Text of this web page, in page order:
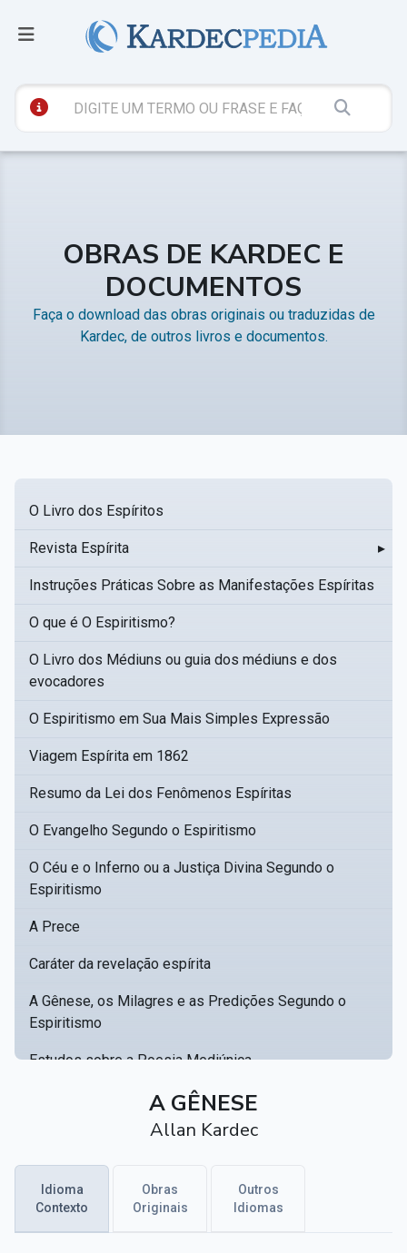
OBRAS DE KARDEC E
DOCUMENTOS
Faça o download das obras originais ou traduzidas de
Kardec, de outros livros e documentos.
O Livro dos Espíritos
Revista Espírita ▸
Instruções Práticas Sobre as Manifestações Espíritas
O que é O Espiritismo?
O Livro dos Médiuns ou guia dos médiuns e dos
evocadores
O Espiritismo em Sua Mais Simples Expressão
Viagem Espírita em 1862
Resumo da Lei dos Fenômenos Espíritas
O Evangelho Segundo o Espiritismo
O Céu e o Inferno ou a Justiça Divina Segundo o
Espiritismo
A Prece
Caráter da revelação espírita
A Gênese, os Milagres e as Predições Segundo o
Espiritismo
Estudos sobre a Poesia Mediúnica
Catálogo racional de obras para se fundar uma
Hippolyte Léon Denizard Rivail
Textos citados em O Livro dos Médiuns
A GÊNESE
Allan Kardec
Idioma
Contexto
Obras
Originais
Outros
Idiomas